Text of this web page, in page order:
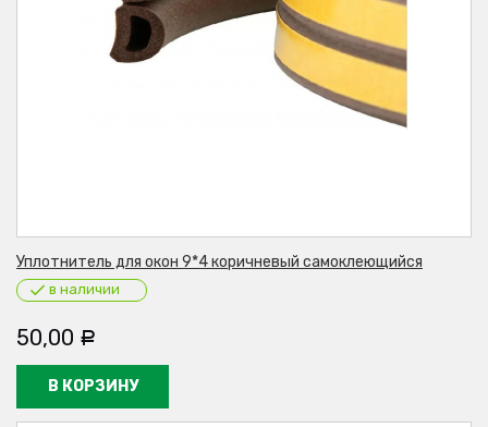
Уплотнитель для окон 9*4 коричневый самоклеющийся
в наличии
50,00 Р
В КОРЗИНУ